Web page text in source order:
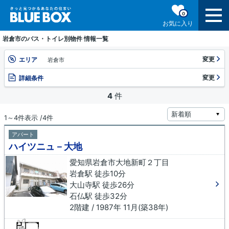
お気に入り
0
岩倉市のバス・トイレ別物件 情報一覧
エリア 岩倉市 変更
詳細条件 変更
4 件
1～4件表示 /4件
アパート
ハイツニュ－大地
愛知県岩倉市大地新町２丁目
岩倉駅 徒歩10分
大山寺駅 徒歩26分
石仏駅 徒歩32分
2階建 / 1987年 11月(築38年)